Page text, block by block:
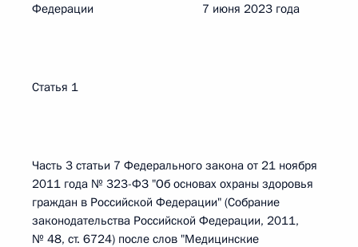
Федерации 7 июня 2023 года
Статья 1
Часть 3 статьи 7 Федерального закона от 21 ноября
2011 года № 323-ФЗ "Об основах охраны здоровья
граждан в Российской Федерации" (Собрание
законодательства Российской Федерации, 2011,
№ 48, ст. 6724) после слов "Медицинские